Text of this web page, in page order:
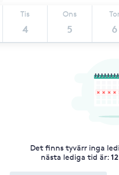
Tis
4
Ons
5 6
Det finns tyvärr inga
nästa lediga tid är: